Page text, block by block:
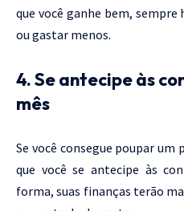
que você ganhe bem,
ou gastar menos.
4. Se antecipe às
mês
Se você consegue poupar
que você se antecipe às
forma, suas finanças terão